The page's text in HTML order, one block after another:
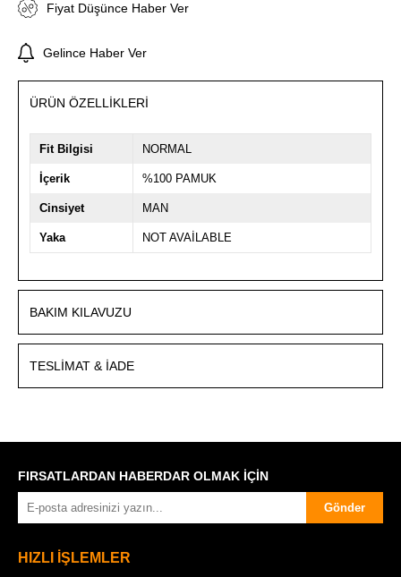
Fiyat Düşünce Haber Ver
Gelince Haber Ver
ÜRÜN ÖZELLIKLERI
Fit Bilgisi NORMAL
İçerik %100 PAMUK
Cinsiyet MAN
Yaka NOT AVAİLABLE
BAKIM KILAVUZU
TESLIMAT & İADE
FIRSATLARDAN HABERDAR OLMAK İÇİN
Gönder
HIZLI İŞLEMLER